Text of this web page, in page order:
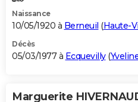
Naissance
10/05/1920 à Berneuil (Haute-
Décès
05/03/1977 à Ecquevilly(
Marguerite